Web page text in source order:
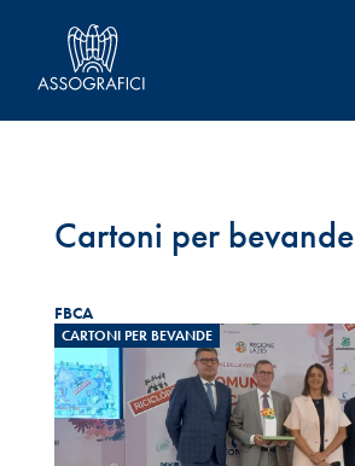
Cartoni per bevande
FBCA
CARTONI PER BEVANDE